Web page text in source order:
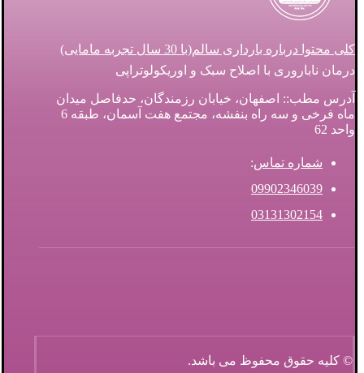
کلی محتوا درباره بارداری سالم(با 30 سال تجربه مامایی)
درمان ناباروری با اصلاح سبک و اوریکولوتراپی
آدرس مطب:: اصفهان، خیابان رزمندگان، حدفاصل میدان
ماه فرخی و سه راه بنفشه، مجتمع هفت آسمان، طبقه 6
واحد 62
شماره تماس:
09902346039
03131302154
© کلیه حقوق محفوظ می باشد.